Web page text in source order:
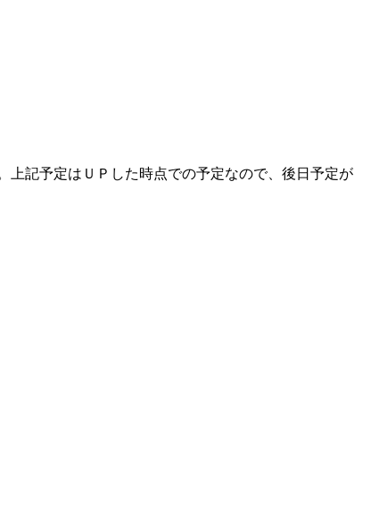
記予定はＵＰした時点での予定なので、後日予定が